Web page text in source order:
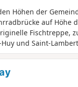
Höhen der
auf Höhe
Fischtreppe,
und Saint-